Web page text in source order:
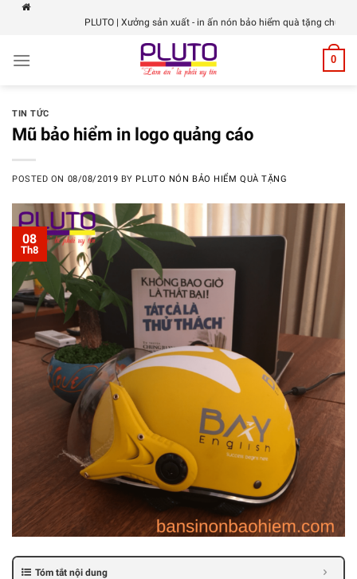
Skip
PLUTO | Xưởng sản xuất - in ấn nón bảo hiểm quà tặng chuyên nghiệp
0
TIN TỨC
Mũ bảo hiểm in logo quảng cáo
POSTED ON 08/08/2019 BYPLUTO NÓN BẢO HIỂM QUÀ TẶNG
08
Th8
Tóm tắt nội dung